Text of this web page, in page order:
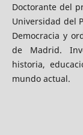
Doctorante del
Universidad del
Democracia y
de Madrid.
historia,
mundo actual.